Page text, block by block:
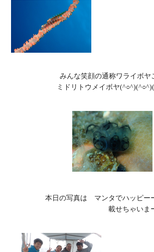
みんな笑顔の通称ワライボヤ
ミドリトウメイボヤ
本日の写真は　マンタでハッピー
載せちゃいま